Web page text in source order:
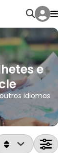
e
idiomas